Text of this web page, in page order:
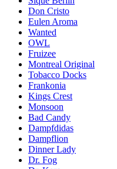
Don Cristo
Eulen Aroma
Wanted
OWL
Fruizee
Montreal Original
Tobacco Docks
Frankonia
Kings Crest
Monsoon
Bad Candy
Dampfdidas
Dampflion
Dinner Lady
Dr. Fog